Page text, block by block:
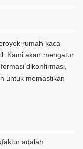
rumah kaca
Kami akan mengatur
dikonfirmasi,
untuk memastikan
adalah